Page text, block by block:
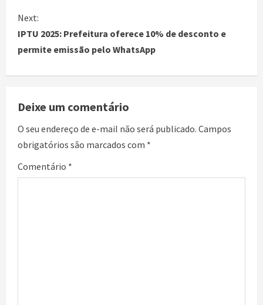
Next:
IPTU 2025: Prefeitura oferece 10% de desconto e
permite emissão pelo WhatsApp
Deixe um comentário
O seu endereço de e-mail não será publicado. Campos
obrigatórios são marcados com *
Comentário *